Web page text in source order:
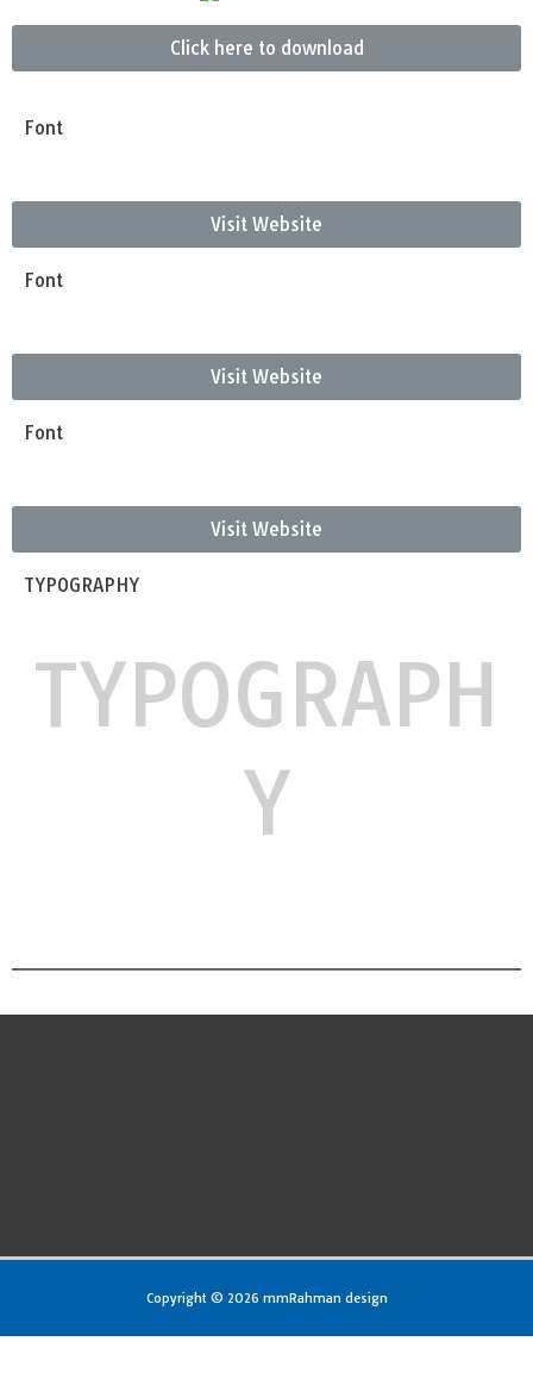
Click here to download
Font
Visit Website
Font
Visit Website
Font
Visit Website
TYPOGRAPHY
TYPOGRAPH
Y
Copyright © 2026 mmRahman design